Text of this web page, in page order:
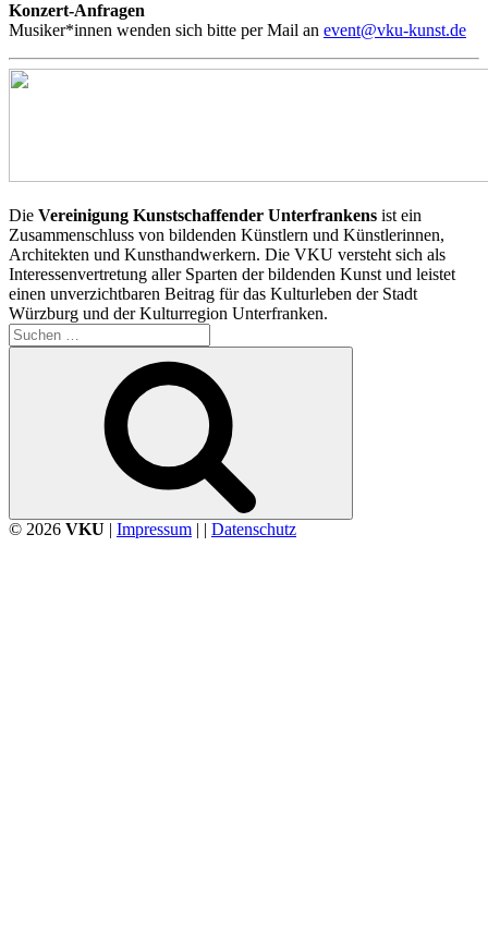
Konzert-Anfragen
Musiker*innen wenden sich bitte per Mail an event@vku-kunst.de
Die Vereinigung Kunstschaffender Unterfrankens ist ein
Zusammenschluss von bildenden Künstlern und Künstlerinnen,
Architekten und Kunsthandwerkern. Die VKU versteht sich als
Interessenvertretung aller Sparten der bildenden Kunst und leistet
einen unverzichtbaren Beitrag für das Kulturleben der Stadt
Würzburg und der Kulturregion Unterfranken.
Suchen
nach:
© 2026 VKU | Impressum | | Datenschutz